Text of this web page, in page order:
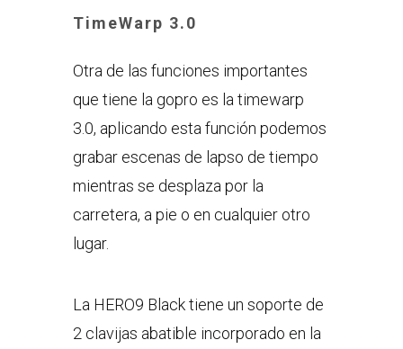
TimeWarp 3.0
Otra de las funciones importantes
que tiene la gopro es la timewarp
3.0, aplicando esta función podemos
grabar escenas de lapso de tiempo
mientras se desplaza por la
carretera, a pie o en cualquier otro
lugar.
La HERO9 Black tiene un soporte de
2 clavijas abatible incorporado en la